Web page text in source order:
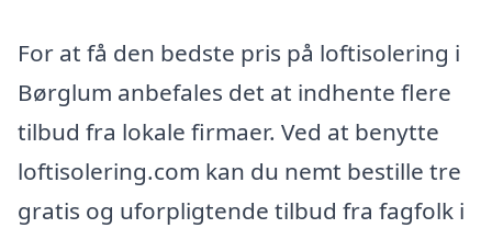
For at få den bedste pris på loftisolering i
Børglum anbefales det at indhente flere
tilbud fra lokale firmaer. Ved at benytte
loftisolering.com kan du nemt bestille tre
gratis og uforpligtende tilbud fra fagfolk i